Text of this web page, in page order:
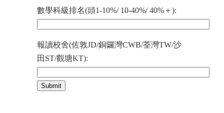
數學科級排名(頭1-10%/ 10-40%/ 40%＋):
報讀校舍(佐敦JD/銅鑼灣CWB/荃灣TW/沙
田ST/觀塘KT):